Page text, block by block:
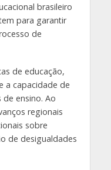
brasileiro
para garantir
de
de educação,
a capacidade de
ensino. Ao
regionais
sobre
de desigualdades